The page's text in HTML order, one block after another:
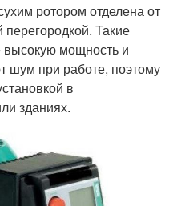
ротором отделена от
перегородкой. Такие
мощность и
шум при работе, поэтому
в
зданиях.